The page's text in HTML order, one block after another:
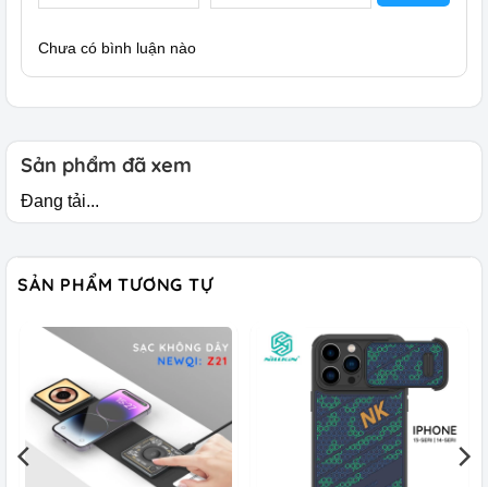
Chưa có bình luận nào
Sản phẩm đã xem
Đang tải...
SẢN PHẨM TƯƠNG TỰ